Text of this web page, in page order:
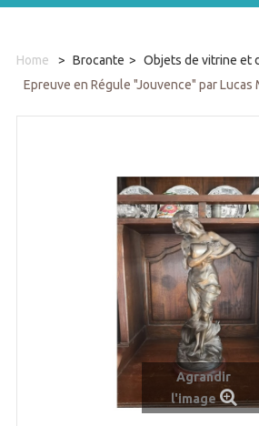
Home > Brocante > Objets de vitrine et
Epreuve en Régule "Jouvence" par Lucas
Agrandir
l'image